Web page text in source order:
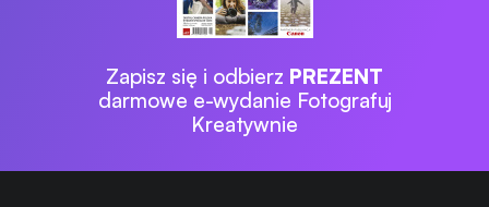
Zapisz się i odbierz PREZENT
darmowe e-wydanie Fotografuj
Kreatywnie